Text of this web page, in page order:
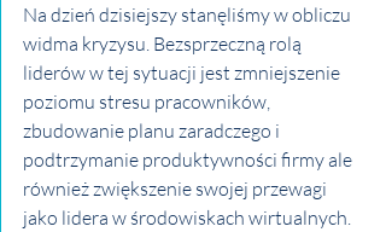
Na dzień dzisiejszy stanęliśmy w obliczu
widma kryzysu. Bezsprzeczną rolą
liderów w tej sytuacji jest zmniejszenie
poziomu stresu pracowników,
zbudowanie planu zaradczego i
podtrzymanie produktywności firmy ale
również zwiększenie swojej przewagi
jako lidera w środowiskach wirtualnych.